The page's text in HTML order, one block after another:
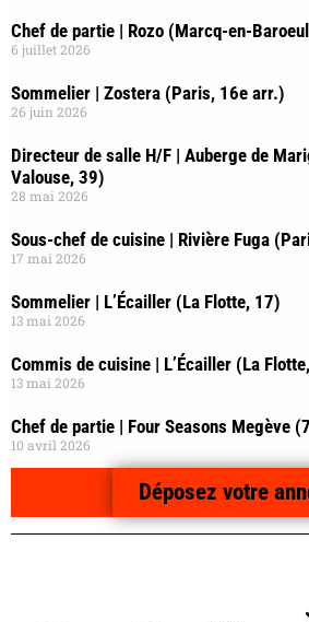
Chef de partie | Rozo (Marcq-en-
6 juillet 2026
Sommelier | Zostera (Paris, 16e arr.)
26 juin 2026
Directeur de salle H/F | Auberge de
Valouse, 39)
28 mai 2026
Sous-chef de cuisine | Rivière Fuga
17 mai 2026
Sommelier | L’Écailler (La Flotte, 17)
13 mai 2026
Commis de cuisine | L’Écailler (La
13 mai 2026
Chef de partie | Four Seasons Megève
10 avril 2026
Déposez votre